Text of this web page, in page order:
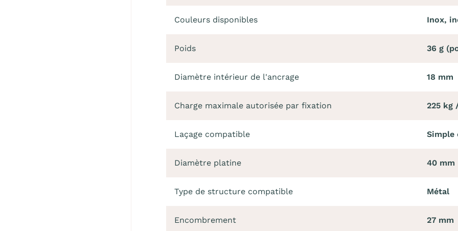
Couleurs disponibles Inox,
Poids 36 g
Diamètre intérieur de l'ancrage 18 mm
Charge maximale autorisée par fixation 225 kg
Laçage compatible Simple
Diamètre platine 40 mm
Type de structure compatible Métal
Encombrement 27 mm